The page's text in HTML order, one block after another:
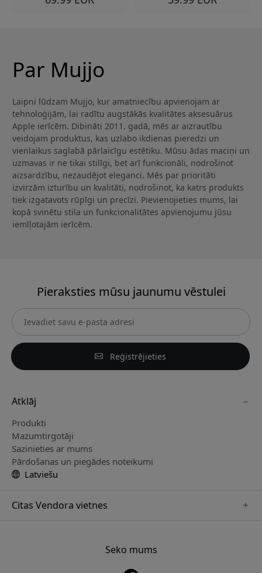
Par Mujjo
Laipni lūdzam Mujjo, kur amatniecību apvienojam ar
tehnoloģijām, lai radītu augstākās kvalitātes aksesuārus
Apple ierīcēm. Dibināti 2011. gadā, mēs ar aizrautību
veidojam produktus, kas uzlabo ikdienas pieredzi un
vienlaikus saglabā pārlaicīgu estētiku. Mūsu ādas maciņi un
uzmavas ir ne tikai stilīgi, bet arī funkcionāli, nodrošinot
aizsardzību, nezaudējot eleganci. Mēs par prioritāti
izvirzām izturību un kvalitāti, nodrošinot, ka katrs produkts
tiek izgatavots rūpīgi un precīzi. Pievienojieties mums, lai
kopā svinētu stila un funkcionalitātes apvienojumu jūsu
iemīļotajām ierīcēm.
Pieraksties mūsu jaunumu vēstulei
Reģistrējieties
Atklāj
Produkti
Mazumtirgotāji
Sazinieties ar mums
Pārdošanas un piegādes noteikumi
Latviešu
Citas Vendora vietnes
Seko mums